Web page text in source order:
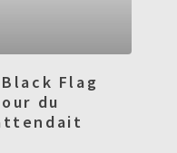
Flag
du